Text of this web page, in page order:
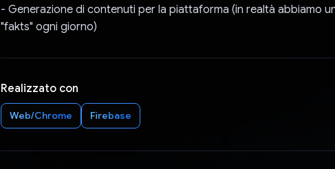
- Generazione di contenuti per la piattaforma (in realtà abbiamo
"fakts" ogni giorno)
Realizzato con
Web/Chrome Firebase